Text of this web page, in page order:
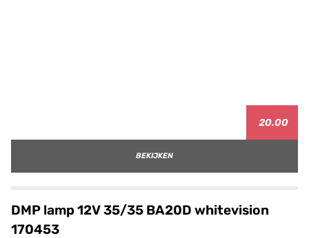
20.00
BEKIJKEN
DMP lamp 12V 35/35 BA20D whitevision
170453